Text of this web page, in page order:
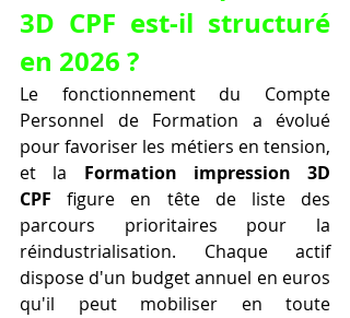
3D CPF est-il structuré
en 2026 ?
Le fonctionnement du Compte
Personnel de Formation a évolué
pour favoriser les métiers en tension,
et la Formation impression 3D
CPF figure en tête de liste des
parcours prioritaires pour la
réindustrialisation. Chaque actif
dispose d'un budget annuel en euros
qu'il peut mobiliser en toute